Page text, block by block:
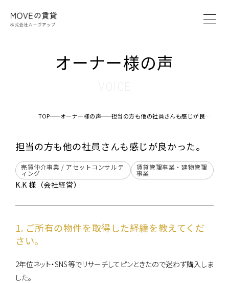
MOVEの賃貸とは
賃貸管理システム
ブログ
オーナー様へ
入居者様へ
お問い合わせ
オーナー様の声
TOP オーナー様の声 担当の方も他の社員さんも感じが良かった。
担当の方も他の社員さんも感じが良かった。
売買仲介事業 / アセットコンサルテ
ィング
賃貸管理事業・建物管理
事業
K.K 様（会社経営）
1. ご所有の物件を取得した経緯を教えてくだ
さい。
2年位ネット・SNS等でリサーチしてピンときたので迷わず購入しま
した。